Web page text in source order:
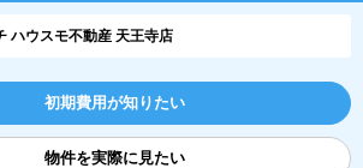
ハウスモ不動産 天王寺店
初期費用が知りたい
物件を実際に見たい